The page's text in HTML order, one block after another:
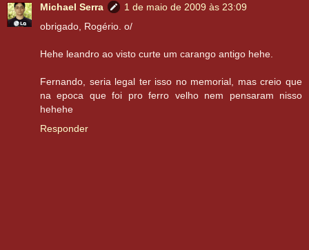
Michael Serra
1 de maio de 2009 às 23:09
obrigado, Rogério. o/
Hehe leandro ao visto curte um carango antigo hehe.
Fernando, seria legal ter isso no memorial, mas creio que
na epoca que foi pro ferro velho nem pensaram nisso
hehehe
Responder